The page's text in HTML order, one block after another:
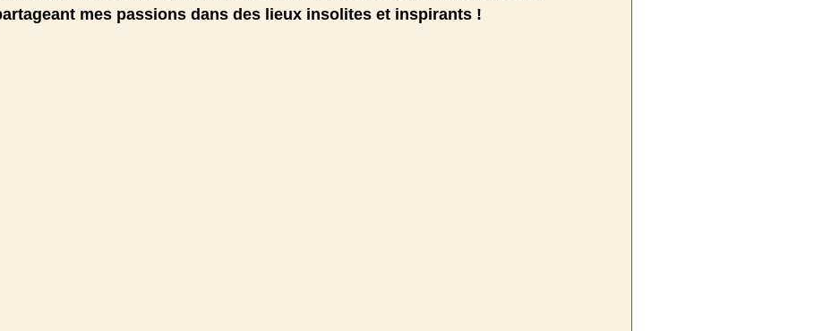
mes passions dans des lieux insolites et inspirants !